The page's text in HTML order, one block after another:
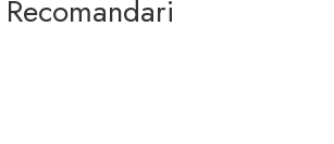
Recomandari